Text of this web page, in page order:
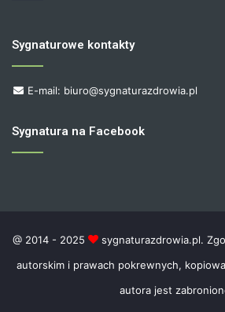
Sygnaturowe kontakty
E-mail: biuro@sygnaturazdrowia.pl
Sygnatura na Facebook
@ 2014 - 2025
sygnaturazdrowia.pl.
autorskim i prawach pokrewnych,
autora jest